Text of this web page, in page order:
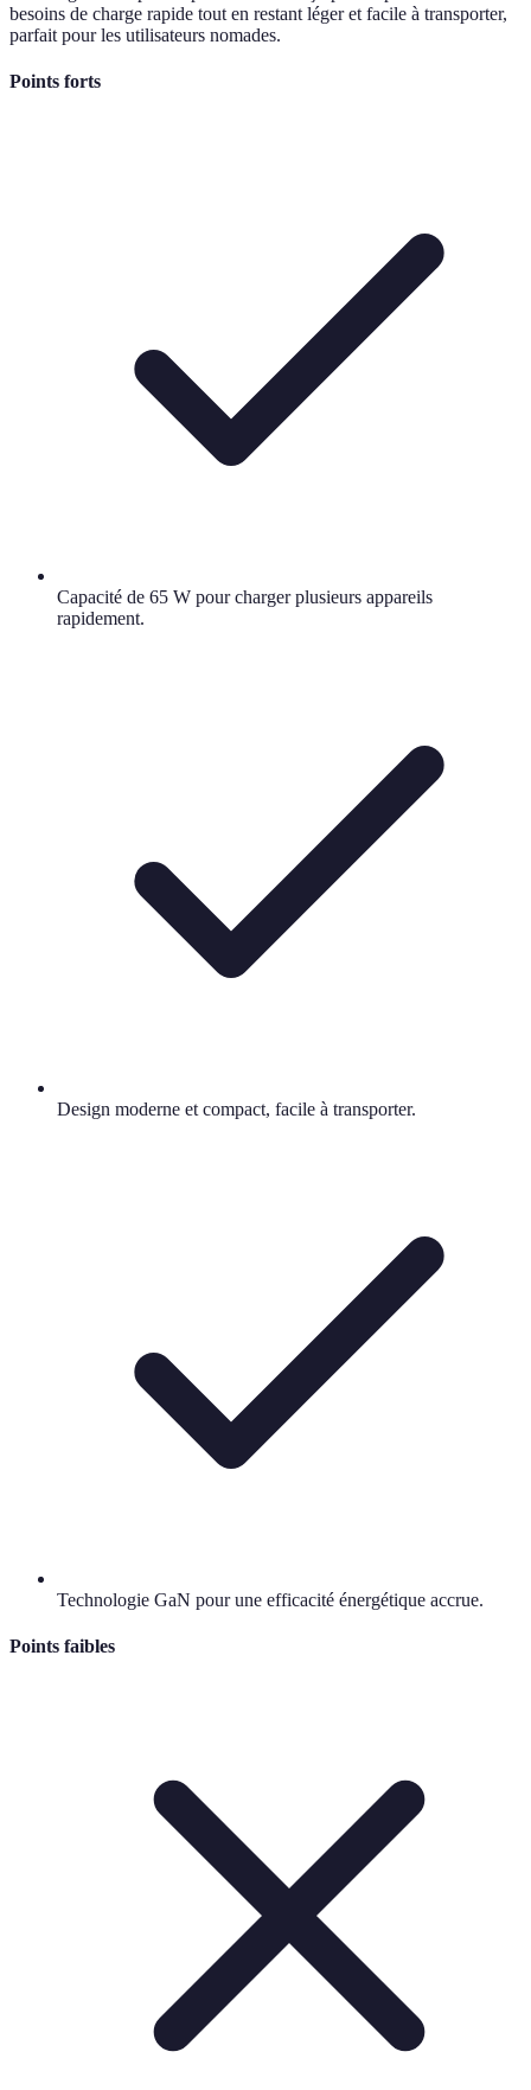
besoins de charge rapide tout en restant léger et facile à transporter,
parfait pour les utilisateurs nomades.
Points forts
Capacité de 65 W pour charger plusieurs appareils
rapidement.
Design moderne et compact, facile à transporter.
Technologie GaN pour une efficacité énergétique accrue.
Points faibles